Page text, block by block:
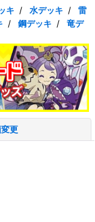
キ / 水デッキ / 雷
/ 鋼デッキ / 竜デ
更